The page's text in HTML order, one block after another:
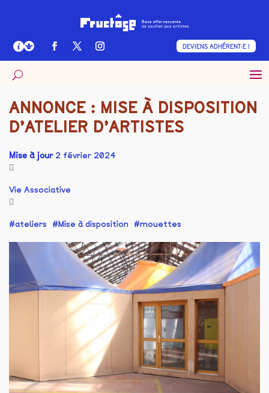
DEVIENS ADHÉRENT·E !
ANNONCE : MISE À DISPOSITION
D’ATELIER D’ARTISTES
Mise à jour2 février 2024
Vie Associative
ateliers Mise à disposition mouettes